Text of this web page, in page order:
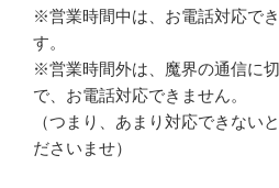
※営業時間中は、お電話対応で
す。
※営業時間外は、魔界の通信に
で、お電話対応できません。
（つまり、あまり対応できない
ださいませ）